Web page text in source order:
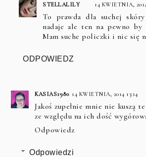
STELLALILY 14 KWIETNIA,
To prawda dla suchej
nadaje ale ten na pewno by
Mam suche policzki i nic się
ODPOWIEDZ
KASIAS1980 14 KWIETNIA, 2014 13:14
Jakoś zupełnie mnie nie kuszą
ze względu na ich dość
Odpowiedz
Odpowiedzi